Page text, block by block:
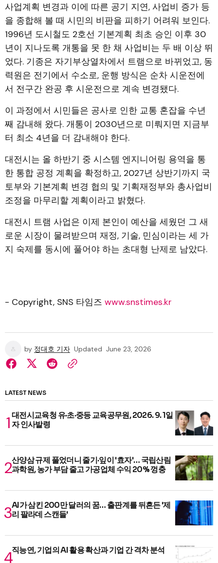
사업계획 변경과 이에 따른 공기 지연, 사업비 증가 등
을 종합해 볼 때 시민의 비판을 피하기 어려워 보인다.
1996년 도시철도 2호선 기본계획 최초 승인 이후 30
년이 지나도록 개통을 못 한 채 사업비는 두 배 이상 뛰
었다. 기종은 자기부상열차에서 트램으로 바뀌었고, 동
력원은 전기에서 수소로, 운행 방식은 순차 시운전에
서 전구간 완공 후 시운전으로 계속 변경됐다.
이 과정에서 시민들은 공사로 인한 교통 혼잡을 수년
째 감내해 왔다. 개통이 2030년으로 미뤄지면 지금부
터 최소 4년을 더 감내해야 한다.
대전시는 올 하반기 중 시스템 엔지니어링 용역을 통
한 통합 공정 계획을 확정하고, 2027년 상반기까지 국
토부와 기본계획 변경 협의 및 기획재정부와 총사업비
조정을 마무리할 계획이라고 밝혔다.
대전시 트램 사업은 이제 본인이 예산을 세웠던 그 새
로운 시장이 물려받으며 재정, 기술, 민심이라는 세 가
지 숙제를 동시에 풀어야 하는 초대형 난제로 남았다.
- Copyright, SNS 타임즈 www.snstimes.kr
by 정대호 기자 Updated June 23, 2026
LATEST NEWS
대전시교육청 유·초·중등 교육공무원, 2026. 9. 1일
자 인사발령
산양삼 규제 풀었더니 줄기·잎이 '효자'… 국립산림
과학원, 농가 부담 줄고 가공업체 수익 20% 껑충
AI가 삼킨 200만 달러의 꿈… 출판계를 뒤흔든 '제
리 팔라데 스캔들'
직능연, 기업의 AI 활용 확산과 기업 간 격차 분석